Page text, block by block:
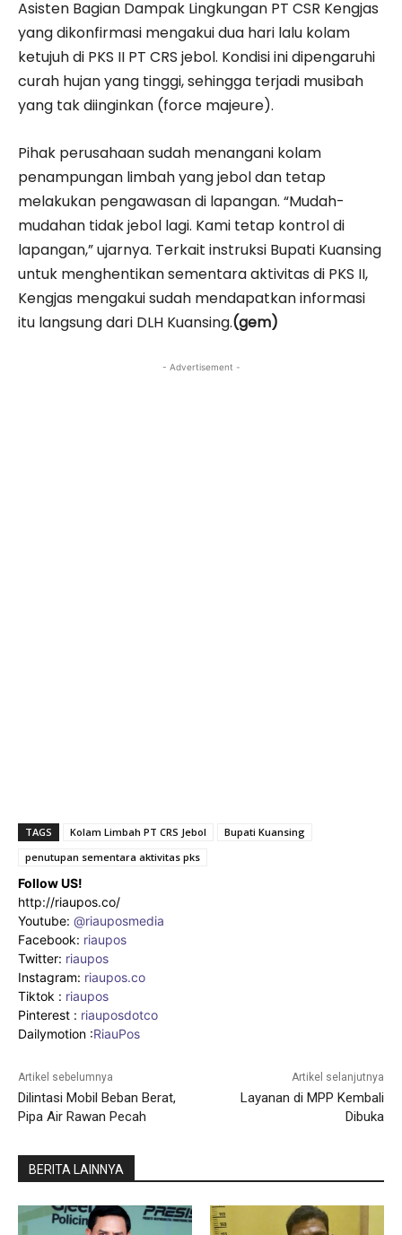
Asisten Bagian Dampak Lingkungan PT CSR Kengjas
yang dikonfirmasi mengakui dua hari lalu kolam
ketujuh di PKS II PT CRS jebol. Kondisi ini dipengaruhi
curah hujan yang tinggi, sehingga terjadi musibah
yang tak diinginkan (force majeure).
Pihak perusahaan sudah menangani kolam
penampungan limbah yang jebol dan tetap
melakukan pengawasan di lapangan. “Mudah-
mudahan tidak jebol lagi. Kami tetap kontrol di
lapangan,” ujarnya. Terkait instruksi Bupati Kuansing
untuk menghentikan sementara aktivitas di PKS II,
Kengjas mengakui sudah mendapatkan informasi
itu langsung dari DLH Kuansing.(gem)
- Advertisement -
TAGS Kolam Limbah PT CRS Jebol
Bupati Kuansing
penutupan sementara aktivitas pks
Follow US!
http://riaupos.co/
Youtube: @riauposmedia
Facebook: riaupos
Twitter: riaupos
Instagram: riaupos.co
Tiktok : riaupos
Pinterest : riauposdotco
Dailymotion :RiauPos
Artikel sebelumnya
Dilintasi Mobil Beban Berat,
Pipa Air Rawan Pecah
Artikel selanjutnya
Layanan di MPP Kembali
Dibuka
BERITA LAINNYA